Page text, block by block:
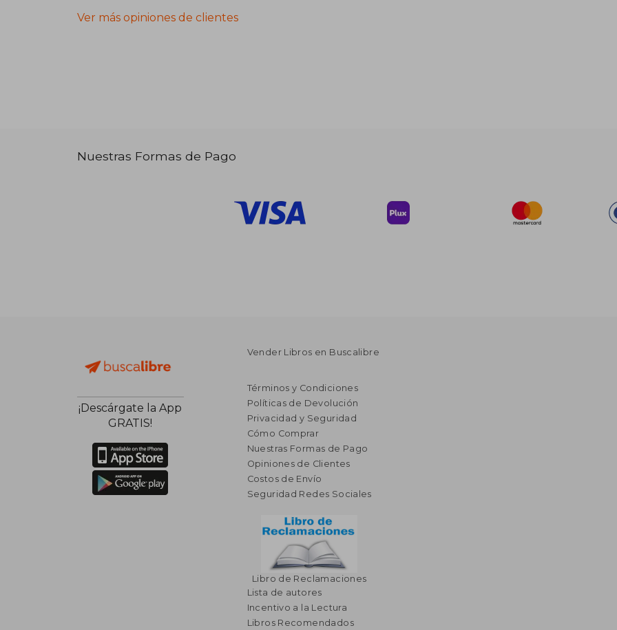
Ver más opiniones de clientes
Nuestras Formas de Pago
¡Descárgate la App
GRATIS!
Vender Libros en Buscalibre
Términos y Condiciones
Políticas de Devolución
Privacidad y Seguridad
Cómo Comprar
Nuestras Formas de Pago
Opiniones de Clientes
Costos de Envío
Seguridad Redes Sociales
Libro de Reclamaciones
Lista de autores
Incentivo a la Lectura
Libros Recomendados